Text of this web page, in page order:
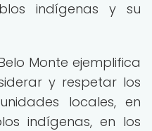
indígenas y su
Monte ejemplifica
y respetar los
locales, en
indígenas, en los